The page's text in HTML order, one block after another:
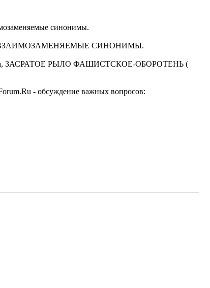
синонимы.
ВЗАИМОЗАМЕНЯЕМЫЕ СИНОНИМЫ.
ЗАСРАТОЕ РЫЛО ФАШИСТСКОЕ-ОБОРОТЕНЬ (
- обсуждение важных вопросов: